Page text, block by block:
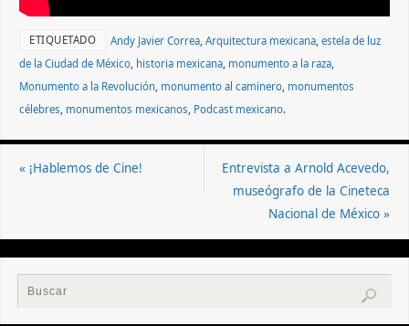
ETIQUETADO Andy Javier Correa ,Arquitectura mexicana ,estela de luz
de la Ciudad de México historia mexicana monumento a la raza
Monumento a la Revolución monumento al caminero monumentos
célebres monumentos mexicanos Podcast mexicano.
« ¡Hablemos de Cine!
Entrevista a Arnold Acevedo,
museógrafo de la Cineteca
Nacional de México »